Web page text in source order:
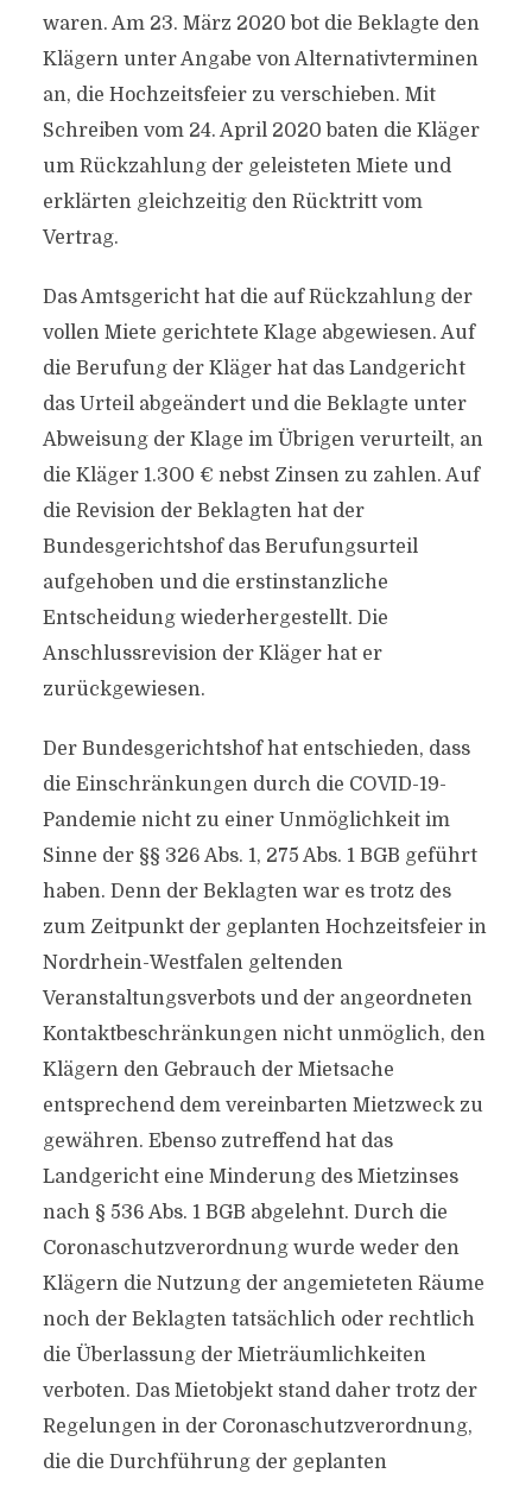
waren. Am 23. März 2020 bot die Beklagte den
Klägern unter Angabe von Alternativterminen
an, die Hochzeitsfeier zu verschieben. Mit
Schreiben vom 24. April 2020 baten die Kläger
um Rückzahlung der geleisteten Miete und
erklärten gleichzeitig den Rücktritt vom
Vertrag.
Das Amtsgericht hat die auf Rückzahlung der
vollen Miete gerichtete Klage abgewiesen. Auf
die Berufung der Kläger hat das Landgericht
das Urteil abgeändert und die Beklagte unter
Abweisung der Klage im Übrigen verurteilt, an
die Kläger 1.300 € nebst Zinsen zu zahlen. Auf
die Revision der Beklagten hat der
Bundesgerichtshof das Berufungsurteil
aufgehoben und die erstinstanzliche
Entscheidung wiederhergestellt. Die
Anschlussrevision der Kläger hat er
zurückgewiesen.
Der Bundesgerichtshof hat entschieden, dass
die Einschränkungen durch die COVID-19-
Pandemie nicht zu einer Unmöglichkeit im
Sinne der §§ 326 Abs. 1, 275 Abs. 1 BGB geführt
haben. Denn der Beklagten war es trotz des
zum Zeitpunkt der geplanten Hochzeitsfeier in
Nordrhein-Westfalen geltenden
Veranstaltungsverbots und der angeordneten
Kontaktbeschränkungen nicht unmöglich, den
Klägern den Gebrauch der Mietsache
entsprechend dem vereinbarten Mietzweck zu
gewähren. Ebenso zutreffend hat das
Landgericht eine Minderung des Mietzinses
nach § 536 Abs. 1 BGB abgelehnt. Durch die
Coronaschutzverordnung wurde weder den
Klägern die Nutzung der angemieteten Räume
noch der Beklagten tatsächlich oder rechtlich
die Überlassung der Mieträumlichkeiten
verboten. Das Mietobjekt stand daher trotz der
Regelungen in der Coronaschutzverordnung,
die die Durchführung der geplanten